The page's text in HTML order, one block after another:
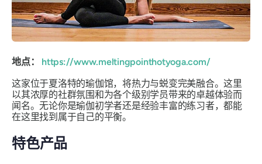
地点：
https://www.meltingpointhotyoga.com/
这家位于夏洛特的瑜伽馆，将热力与蜕变完美融合。这里
以其浓厚的社群氛围和为各个级别学员带来的卓越体验而
闻名。无论你是瑜伽初学者还是经验丰富的练习者，都能
在这里找到属于自己的平衡。
特色产品